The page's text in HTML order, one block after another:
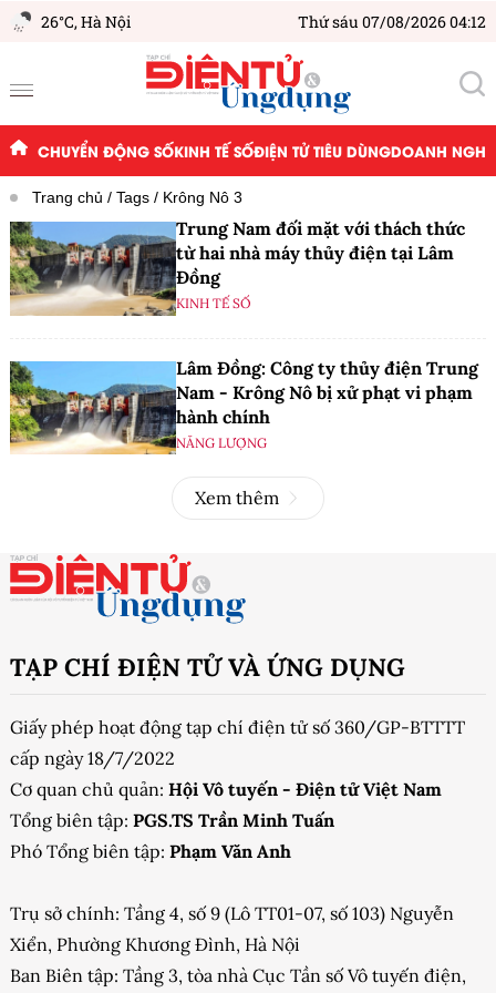
26°C,Hà Nội Thứ sáu 07/08/2026 04:12
CHUYỂN ĐỘNG SỐKINH TẾ SỐĐIỆN TỬ TIÊU DÙNGDOANH
Trang chủ Tags Krông Nô 3
Trung Nam đối mặt với thách thức
từ hai nhà máy thủy điện tại Lâm
Đồng
KINH TẾ SỐ
Lâm Đồng: Công ty thủy điện Trung
Nam - Krông Nô bị xử phạt vi phạm
hành chính
NĂNG LƯỢNG
Xem thêm
TẠP CHÍ ĐIỆN TỬ VÀ ỨNG DỤNG
Giấy phép hoạt động tạp chí điện tử số 360/GP-BTTTT
cấp ngày 18/7/2022
Cơ quan chủ quản: Hội Vô tuyến - Điện tử Việt Nam
Tổng biên tập: PGS.TS Trần Minh Tuấn
Phó Tổng biên tập: Phạm Văn Anh
Trụ sở chính: Tầng 4, số 9 (Lô TT01-07, số 103) Nguyễn
Xiển, Phường Khương Đình, Hà Nội
Ban Biên tập: Tầng 3, tòa nhà Cục Tần số Vô tuyến điện,